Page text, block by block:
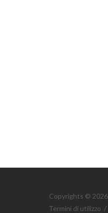
Copyrights ©
Termini di utilizzo /